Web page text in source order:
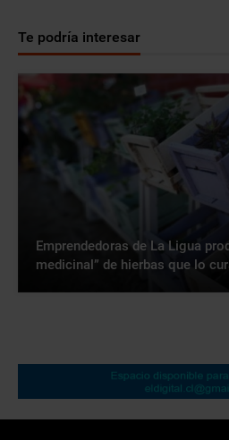
Te podría interesar
Emprendedoras de La Ligua
medicinal” de hierbas que lo